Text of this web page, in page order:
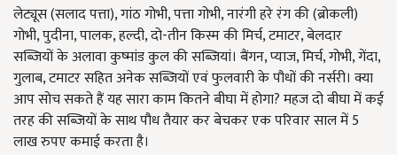
लेट्यूस (सलाद पत्ता), गांठ गोभी, पत्ता गोभी, नारंगी हरे रंग की (ब्रोकली)
गोभी, पुदीना, पालक, हल्दी, दो-तीन किस्म की मिर्च, टमाटर, बेलदार
सब्जियों के अलावा कुष्मांड कुल की सब्जियां। बैंगन, प्याज, मिर्च, गोभी, गेंदा,
गुलाब, टमाटर सहित अनेक सब्जियों एवं फुलवारी के पौधों की नर्सरी। क्या
आप सोच सकते हैं यह सारा काम कितने बीघा में होगा? महज दो बीघा में कई
तरह की सब्जियों के साथ पौध तैयार कर बेचकर एक परिवार साल में 5
लाख रुपए कमाई करता है।